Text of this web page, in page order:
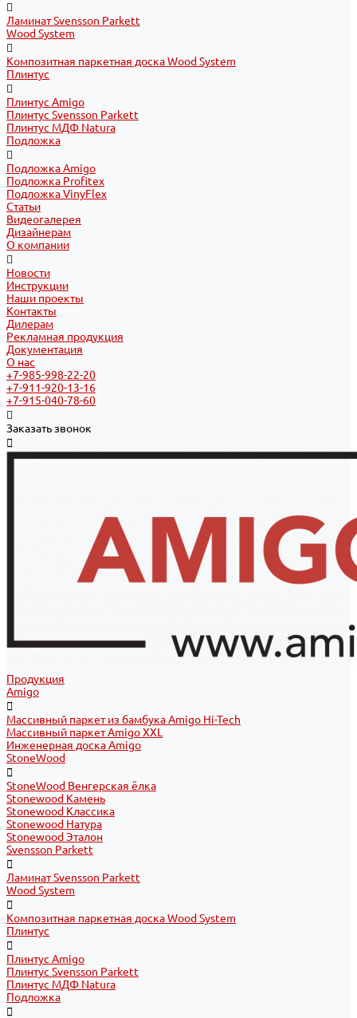
Ламинат Svensson Parkett
Wood System
Композитная паркетная доска Wood System
Плинтус
Плинтус Amigo
Плинтус Svensson Parkett
Плинтус МДФ Natura
Подложка
Подложка Amigo
Подложка Profitex
Подложка VinyFlex
Статьи
Видеогалерея
Дизайнерам
О компании
Новости
Инструкции
Наши проекты
Контакты
Дилерам
Рекламная продукция
Документация
О нас
+7-985-998-22-20
+7-911-920-13-16
+7-915-040-78-60
Заказать звонок
Продукция
Amigo
Массивный паркет из бамбука Amigo Hi-Tech
Массивный паркет Amigo XXL
Инженерная доска Amigo
StoneWood
StoneWood Венгерская ёлка
Stonewood Камень
Stonewood Классика
Stonewood Натура
Stonewood Эталон
Svensson Parkett
Ламинат Svensson Parkett
Wood System
Композитная паркетная доска Wood System
Плинтус
Плинтус Amigo
Плинтус Svensson Parkett
Плинтус МДФ Natura
Подложка